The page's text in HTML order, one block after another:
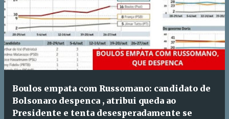
Boulos empata com Russomano: candidato de
Bolsonaro despenca , atribui queda ao
Presidente e tenta desesperadamente se